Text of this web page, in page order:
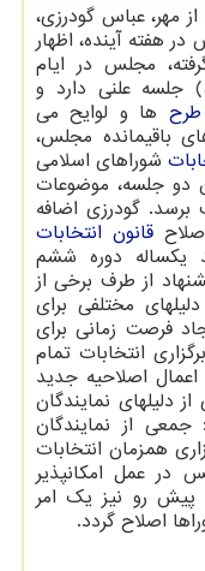
مهر، عباس گودرزی،
هفته آینده، اظهار
مجلس در ایام
(۷ و ۸ بهمن ماه) جلسه علنی دارد و
طرح ها و لوایح می
باقیمانده مجلس،
شوراهای اسلامی
دو جلسه، موضوعات
برسد. گودرزی اضافه
قانون انتخابات
یکساله دوره ششم
از طرف برخی از
مختلفی برای
فرصت زمانی برای
انتخابات تمام
اصلاحیه جدید
دلیلهای نمایندگان
از نمایندگان
همزمان انتخابات
در عمل امکانپذیر
پیش رو نیز یک امر
اصلاح گردد.